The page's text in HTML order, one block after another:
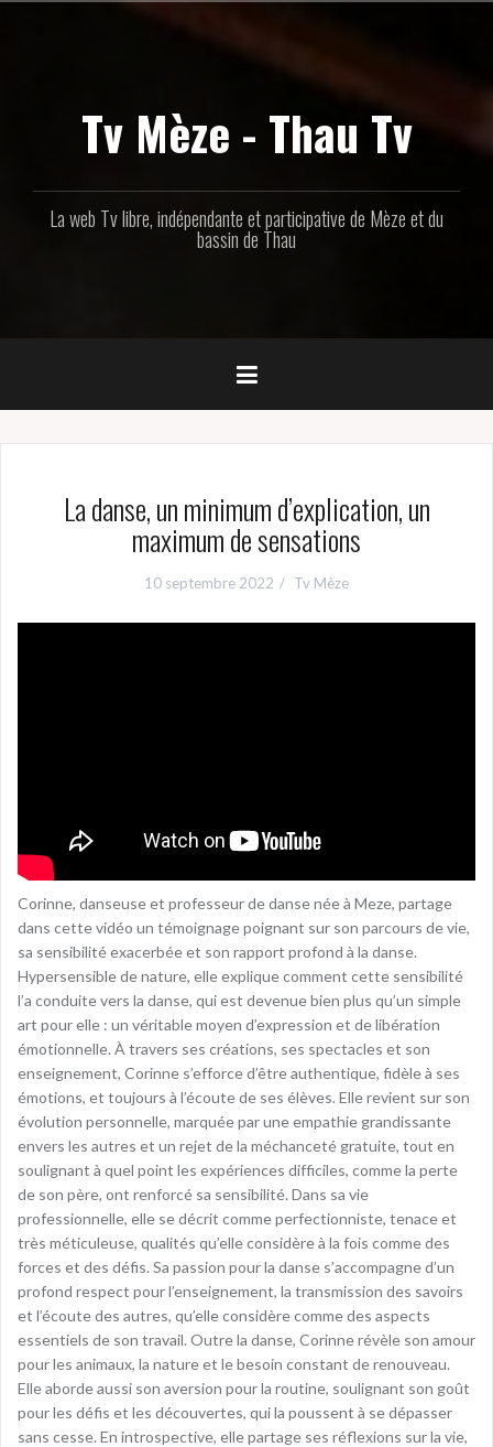
Tv Mèze - Thau Tv
La web Tv libre, indépendante et participative de Mèze et du
bassin de Thau
La danse, un minimum d’explication, un
maximum de sensations
10 septembre 2022 Tv Mèze
Corinne, danseuse et professeur de danse née à Meze, partage
dans cette vidéo un témoignage poignant sur son parcours de vie,
sa sensibilité exacerbée et son rapport profond à la danse.
Hypersensible de nature, elle explique comment cette sensibilité
l’a conduite vers la danse, qui est devenue bien plus qu’un simple
art pour elle : un véritable moyen d’expression et de libération
émotionnelle. À travers ses créations, ses spectacles et son
enseignement, Corinne s’efforce d’être authentique, fidèle à ses
émotions, et toujours à l’écoute de ses élèves. Elle revient sur son
évolution personnelle, marquée par une empathie grandissante
envers les autres et un rejet de la méchanceté gratuite, tout en
soulignant à quel point les expériences difficiles, comme la perte
de son père, ont renforcé sa sensibilité. Dans sa vie
professionnelle, elle se décrit comme perfectionniste, tenace et
très méticuleuse, qualités qu’elle considère à la fois comme des
forces et des défis. Sa passion pour la danse s’accompagne d’un
profond respect pour l’enseignement, la transmission des savoirs
et l’écoute des autres, qu’elle considère comme des aspects
essentiels de son travail. Outre la danse, Corinne révèle son amour
pour les animaux, la nature et le besoin constant de renouveau.
Elle aborde aussi son aversion pour la routine, soulignant son goût
pour les défis et les découvertes, qui la poussent à se dépasser
sans cesse. En introspective, elle partage ses réflexions sur la vie,